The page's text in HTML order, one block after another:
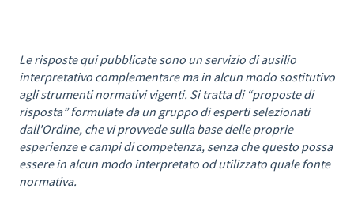
Le risposte qui pubblicate sono un servizio di ausilio
interpretativo complementare ma in alcun modo sostitutivo
agli strumenti normativi vigenti. Si tratta di “proposte di
risposta” formulate da un gruppo di esperti selezionati
dall'Ordine, che vi provvede sulla base delle proprie
esperienze e campi di competenza, senza che questo possa
essere in alcun modo interpretato od utilizzato quale fonte
normativa.